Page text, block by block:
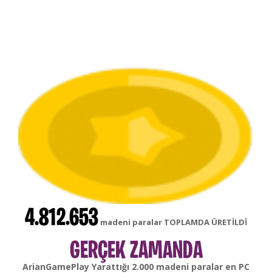
4.812.653 madeni paralar TOPLAMDA ÜRETİLDİ
GERÇEK ZAMANDA
gonsabellaYarattığı6.000madeni paralar enAndroid